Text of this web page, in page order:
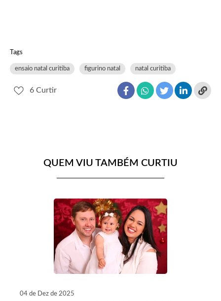
Tags
ensaio natal curitiba figurino natal natal curitiba
6 Curtir
QUEM VIU TAMBÉM CURTIU
04 de Dez de 2025